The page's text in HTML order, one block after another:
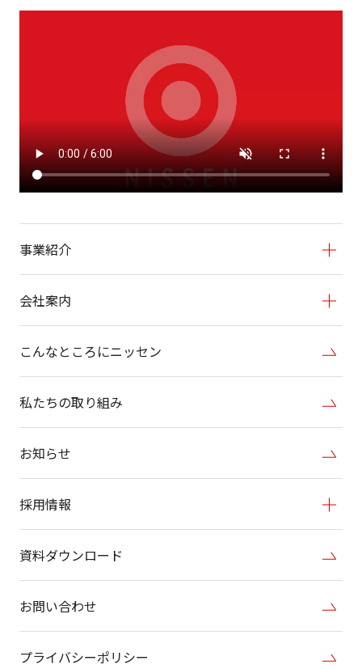
事業紹介
会社案内
こんなところにニッセン
私たちの取り組み
お知らせ
採用情報
資料ダウンロード
お問い合わせ
プライバシーポリシー